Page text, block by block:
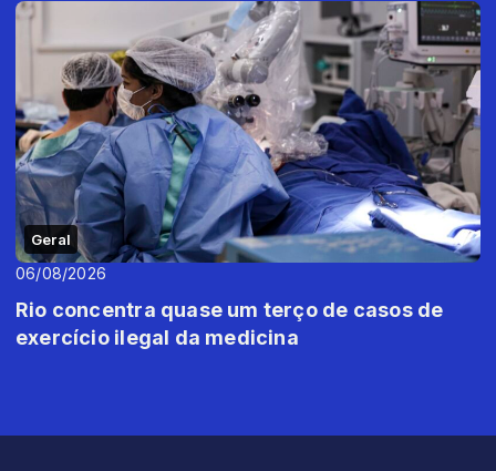
Geral
06/08/2026
Rio concentra quase um terço de casos de
exercício ilegal da medicina